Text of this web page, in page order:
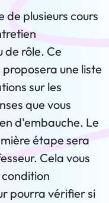
de plusieurs cours
de rôle. Ce
une liste
sur les
que vous
d'embauche. Le
étape sera
Cela vous
pourra vérifier si